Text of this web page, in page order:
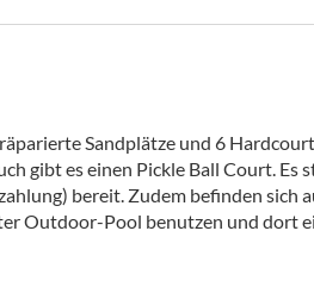
Sandplätze und 6
gibt es einen Pickle Ball Court. Es
bereit. Zudem befinden sich
Outdoor-Pool benutzen und dort